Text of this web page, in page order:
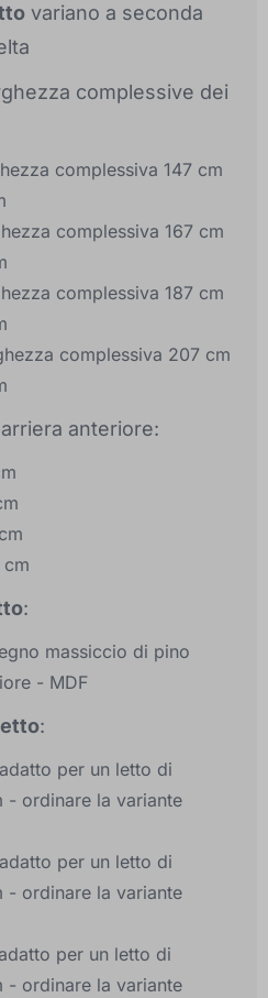
variano a seconda
complessive dei
complessiva 147 cm
complessiva 167 cm
complessiva 187 cm
complessiva 207 cm
anteriore:
:
massiccio di pino
- MDF
:
per un letto di
- ordinare la variante
per un letto di
- ordinare la variante
per un letto di
- ordinare la variante